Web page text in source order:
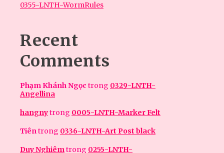
0355-LNTH-WormRules
Recent
Comments
Phạm Khánh Ngọc trong 0329-LNTH-
Angellina
hangnytrong 0005-LNTH-Marker Felt
Tiêntrong 0336-LNTH-Art Post black
Duy Nghiêmtrong 0255-LNTH-